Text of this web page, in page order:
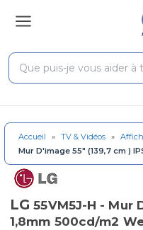
Accueil » TV & Vidéos »
Mur D'image 55" (139,7 cm )
LG55VM5J-H - Mur
1,8mm 500cd/m2